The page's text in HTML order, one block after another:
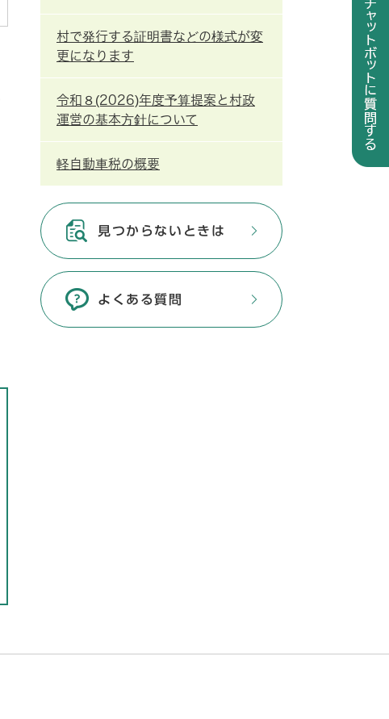
村で発行する証明書などの様式が変
更になります
令和８(2026)年度予算提案と村政
運営の基本方針について
軽自動車税の概要
見つからないときは
よくある質問